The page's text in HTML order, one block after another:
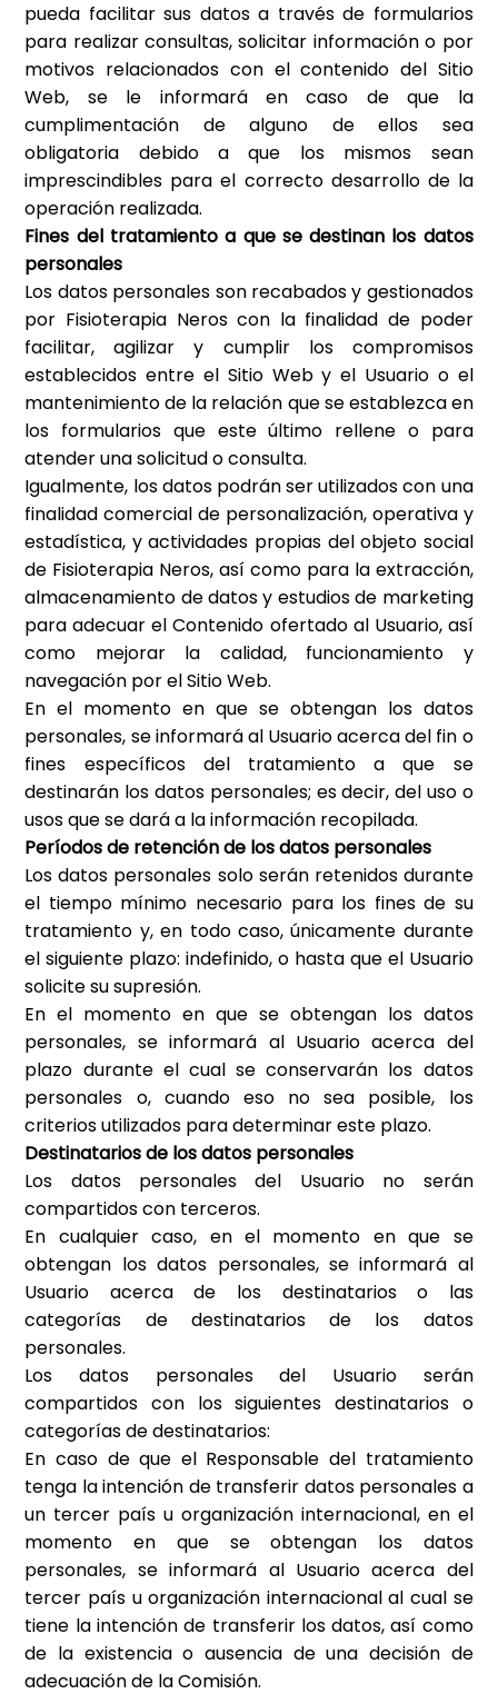
pueda facilitar sus datos a través de formularios
para realizar consultas, solicitar información o por
motivos relacionados con el contenido del Sitio
Web, se le informará en caso de que la
cumplimentación de alguno de ellos sea
obligatoria debido a que los mismos sean
imprescindibles para el correcto desarrollo de la
operación realizada.
Fines del tratamiento a que se destinan los datos
personales
Los datos personales son recabados y gestionados
por Fisioterapia Neroscon la finalidad de poder
facilitar, agilizar y cumplir los compromisos
establecidos entre el Sitio Web y el Usuario o el
mantenimiento de la relación que se establezca en
los formularios que este último rellene o para
atender una solicitud o consulta.
Igualmente, los datos podrán ser utilizados con una
finalidad comercial de personalización, operativa y
estadística, y actividades propias del objeto social
de Fisioterapia Neros, así como para la extracción,
almacenamiento de datos y estudios de marketing
para adecuar el Contenido ofertado al Usuario, así
como mejorar la calidad, funcionamiento y
navegación por el Sitio Web.
En el momento en que se obtengan los datos
personales, se informará al Usuario acerca del fin o
fines específicos del tratamiento a que se
destinarán los datos personales; es decir, del uso o
usos que se dará a la información recopilada.
Períodos de retención de los datos personales
Los datos personales solo serán retenidos durante
el tiempo mínimo necesario para los fines de su
tratamiento y, en todo caso, únicamente durante
el siguiente plazo:indefinido, o hasta que el Usuario
solicite su supresión.
En el momento en que se obtengan los datos
personales, se informará al Usuario acerca del
plazo durante el cual se conservarán los datos
personales o, cuando eso no sea posible, los
criterios utilizados para determinar este plazo.
Destinatarios de los datos personales
Los datos personales del Usuario no serán
compartidos con terceros.
En cualquier caso, en el momento en que se
obtengan los datos personales, se informará al
Usuario acerca de los destinatarios o las
categorías de destinatarios de los datos
personales.
Los datos personales del Usuario serán
compartidos con los siguientes destinatarios o
categorías de destinatarios:
En caso de que el Responsable del tratamiento
tenga la intención de transferir datos personales a
un tercer país u organización internacional, en el
momento en que se obtengan los datos
personales, se informará al Usuario acerca del
tercer país u organización internacional al cual se
tiene la intención de transferir los datos, así como
de la existencia o ausencia de una decisión de
adecuación de la Comisión.